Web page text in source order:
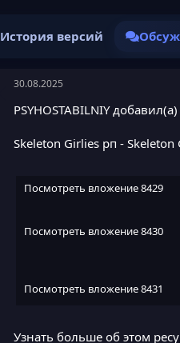
н
а
а
л
История версий
30.08.2025
PSYHOSTABILNIY
Skeleton Girlies рп - Skeleton
Посмотреть вложение 8429
Посмотреть вложение 8430
Посмотреть вложение 8431
Узнать больше об этом